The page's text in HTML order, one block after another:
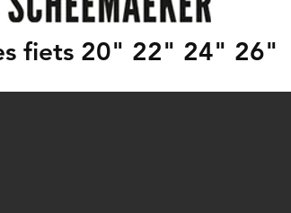
fiets 20" 22" 24" 26"